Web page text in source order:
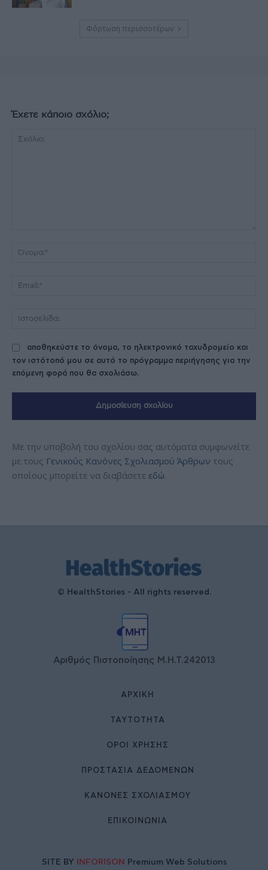
Φόρτωση περισσοτέρων
Έχετε κάποιο σχόλιο;
αποθηκεύστε το όνομα, το ηλεκτρονικό ταχυδρομείο και
τον ιστότοπό μου σε αυτό το πρόγραμμα περιήγησης για την
επόμενη φορά που θα σχολιάσω.
Με την υποβολή του σχολίου σας αυτόματα συμφωνείτε
με τους Γενικούς Κανόνες Σχολιασμού Άρθρων τους
οποίους μπορείτε να διαβάσετε εδώ.
© HealthStories - All rights reserved.
Αριθμός Πιστοποίησης Μ.Η.Τ.242013
ΑΡΧΙΚΉ
ΤΑΥΤΌΤΗΤΑ
ΌΡΟΙ ΧΡΉΣΗΣ
ΠΡΟΣΤΑΣΙΑ ΔΕΔΟΜΕΝΩΝ
ΚΑΝΟΝΕΣ ΣΧΟΛΙΑΣΜΟΥ
ΕΠΙΚΟΙΝΩΝΊΑ
SITE BY INFORISON Premium Web Solutions